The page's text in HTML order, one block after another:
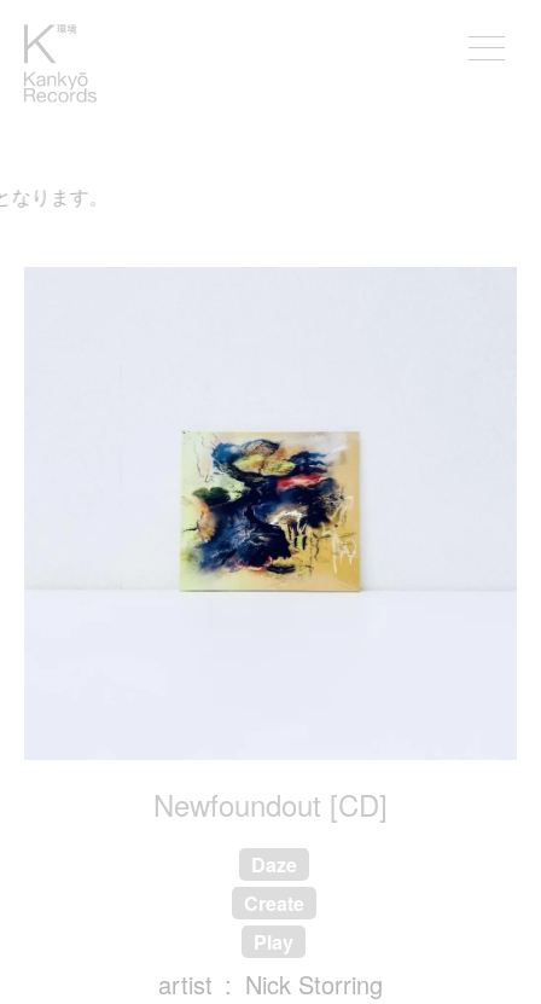
ります。
Newfoundout [CD]
Daze
Create
Play
artist
Nick Storring